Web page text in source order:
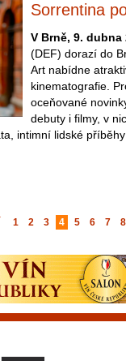
Sorrentina
V Brně, 9. dubna
(DEF) dorazí do
Art nabídne
kinematografie.
oceňované
debuty i filmy, v
intimní lidské
1
2 3 4 5 6 7 8